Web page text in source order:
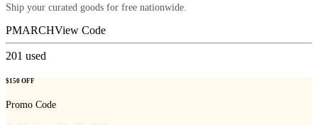
Ship your curated goods for free nationwide.
PMARCHView Code
201 used
$150 OFF
Promo Code